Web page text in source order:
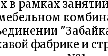
в рамках
фабрике и